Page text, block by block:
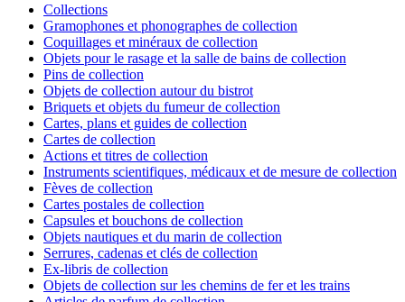
Collections
Gramophones et phonographes de collection
Coquillages et minéraux de collection
Objets pour le rasage et la salle de bains de collection
Pins de collection
Objets de collection autour du bistrot
Briquets et objets du fumeur de collection
Cartes, plans et guides de collection
Cartes de collection
Actions et titres de collection
Instruments scientifiques, médicaux et de mesure de collection
Fèves de collection
Cartes postales de collection
Capsules et bouchons de collection
Objets nautiques et du marin de collection
Serrures, cadenas et clés de collection
Ex-libris de collection
Objets de collection sur les chemins de fer et les trains